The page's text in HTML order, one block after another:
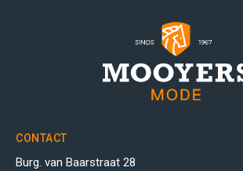
CONTACT
Burg. van Baarstraat 28